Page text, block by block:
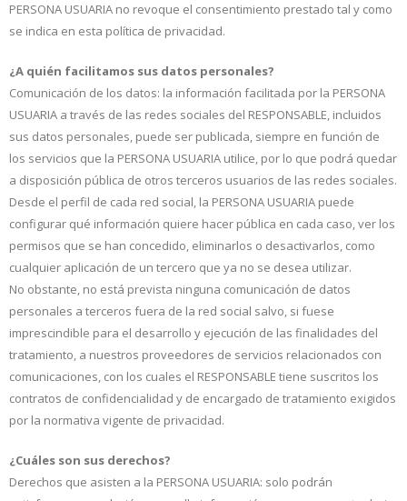
PERSONA USUARIA no revoque el consentimiento prestado tal y como
se indica en esta política de privacidad.
¿A quién facilitamos sus datos personales?
Comunicación de los datos: la información facilitada por la PERSONA
USUARIA a través de las redes sociales del RESPONSABLE, incluidos
sus datos personales, puede ser publicada, siempre en función de
los servicios que la PERSONA USUARIA utilice, por lo que podrá quedar
a disposición pública de otros terceros usuarios de las redes sociales.
Desde el perfil de cada red social, la PERSONA USUARIA puede
configurar qué información quiere hacer pública en cada caso, ver los
permisos que se han concedido, eliminarlos o desactivarlos, como
cualquier aplicación de un tercero que ya no se desea utilizar.
No obstante, no está prevista ninguna comunicación de datos
personales a terceros fuera de la red social salvo, si fuese
imprescindible para el desarrollo y ejecución de las finalidades del
tratamiento, a nuestros proveedores de servicios relacionados con
comunicaciones, con los cuales el RESPONSABLE tiene suscritos los
contratos de confidencialidad y de encargado de tratamiento exigidos
por la normativa vigente de privacidad.
¿Cuáles son sus derechos?
Derechos que asisten a la PERSONA USUARIA: solo podrán